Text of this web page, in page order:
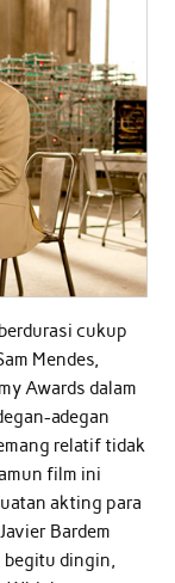
cukup
Mendes,
Awards dalam
adegan
relatif tidak
film ini
akting para
Bardem
dingin,